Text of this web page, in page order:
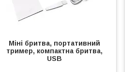
Міні бритва, портативний
тример, компактна бритва,
USB